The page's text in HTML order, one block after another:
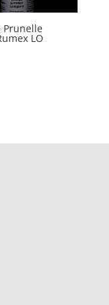
Prunelle
LO